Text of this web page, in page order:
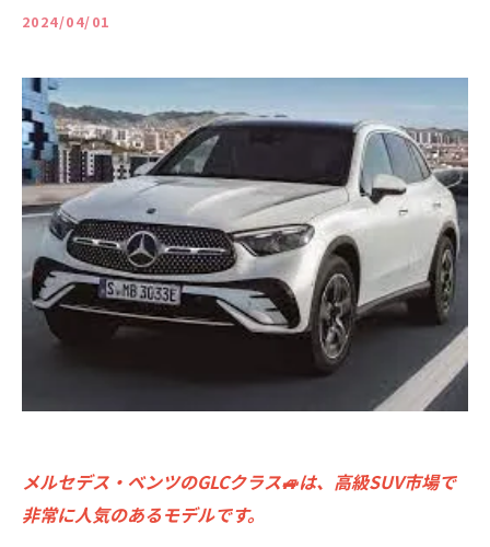
2024/04/01
メルセデス・ベンツのGLCクラス🚙は、高級SUV市場で
非常に人気のあるモデルです。